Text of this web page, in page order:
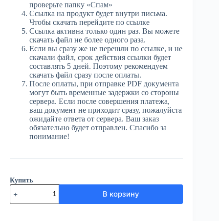
проверьте папку «Спам»
Ссылка на продукт будет внутри письма.
Чтобы скачать перейдите по ссылке
Ссылка активна только один раз. Вы можете
скачать файл не более одного раза.
Если вы сразу же не перешли по ссылке, и не
скачали файл, срок действия ссылки будет
составлять 5 дней. Поэтому рекомендуем
скачать файл сразу после оплаты.
После оплаты, при отправке PDF документа
могут быть временные задержки со стороны
сервера. Если после совершения платежа,
ваш документ не приходит сразу, пожалуйста
ожидайте ответа от сервера. Ваш заказ
обязательно будет отправлен. Спасибо за
понимание!
Купить
Количество
товара
ЮГ
В корзину